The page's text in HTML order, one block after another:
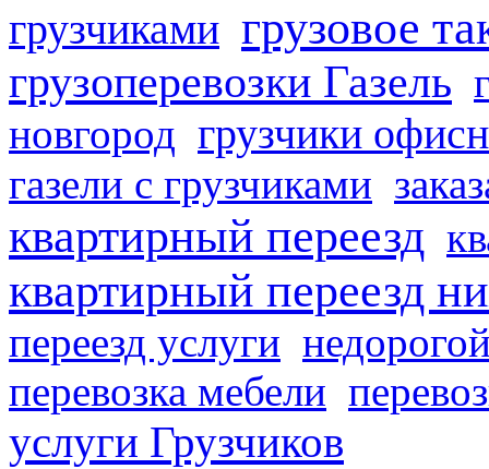
грузчиками грузовое
грузоперевозки Газель
новгород грузчики
газели с грузчиками
квартирный переезд
квартирный переезд
переезд услуги
перевозка мебели
услуги Грузчиков